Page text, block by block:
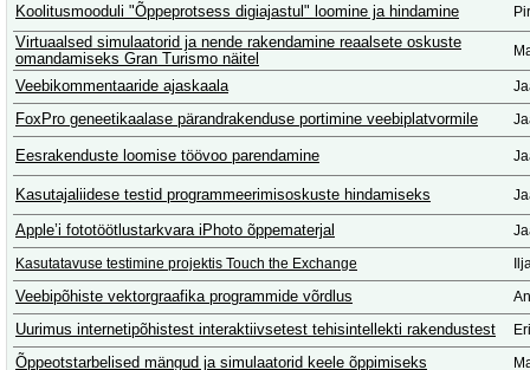
Koolitusmooduli "Õppeprotsess digiajastul" loomine ja hindamine
Virtuaalsed simulaatorid ja nende rakendamine reaalsete oskuste
omandamiseks Gran Turismo näitel
Veebikommentaaride ajaskaala
FoxPro geneetikaalase pärandrakenduse portimine veebiplatvormile
Eesrakenduste loomise töövoo parendamine
Kasutajaliidese testid programmeerimisoskuste hindamiseks
Apple’i fototöötlustarkvara iPhoto õppematerjal
Kasutatavuse testimine projektis Touch the Exchange
Veebipõhiste vektorgraafika programmide võrdlus
Uurimus internetipõhistest interaktiivsetest tehisintellekti rakendustest
Õppeotstarbelised mängud ja simulaatorid keele õppimiseks